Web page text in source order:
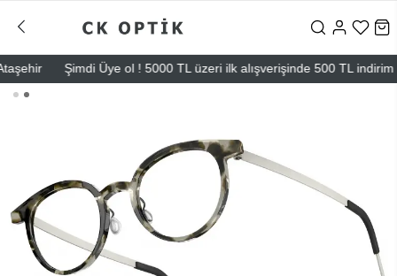
Şimdi Üye ol ! 5000 TL üzeri ilk alışverişinde 500 TL indirim